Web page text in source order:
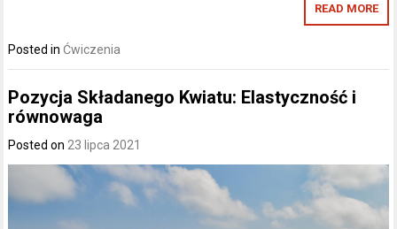
READ MORE
Posted in Ćwiczenia
Pozycja Składanego Kwiatu: Elastyczność i
równowaga
Posted on 23 lipca 2021